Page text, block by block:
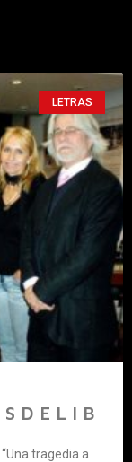
LETRAS
S D E L I B
tragedia a